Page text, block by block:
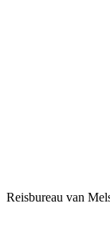
Reisbureau van